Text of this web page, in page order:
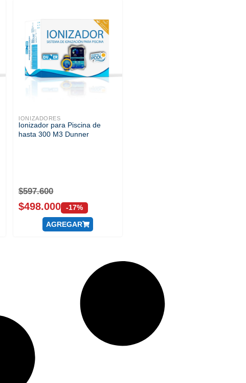
IONIZADORES
Ionizador para Piscina de
hasta 300 M3 Dunner
$597.600
$498.000 -17%
AGREGAR